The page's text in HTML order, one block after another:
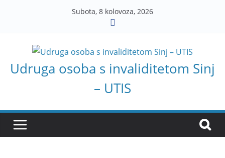
Subota, 8 kolovoza, 2026
Udruga osoba s invaliditetom Sinj
– UTIS